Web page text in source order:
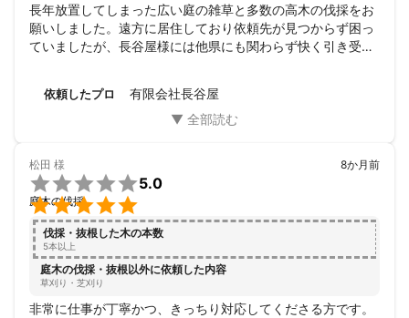
長年放置してしまった広い庭の雑草と多数の高木の伐採をお
願いしました。遠方に居住しており依頼先が見つからず困っ
ていましたが、長谷屋様には他県にも関わらず快く引き受け
業が速く丁寧で細やかな気遣いが多々ありました。現地確認
が出来ない事に関し作業開始時と終了時には進捗状況を画像
かり、お詫びとお礼を申し上げます。
長谷屋様から今後もお付き合いいただけるとの嬉しい連絡を
いただいています。良い職人様に出会えて良かったです。
この度はありがとうございました。
依頼したプロ 有限会社長谷屋
松田 様


5.0
庭木の伐採
8か月前
伐採・抜根した木の本数
5本以上
庭木の伐採・抜根以外に依頼した内容
草刈り・芝刈り
非常に仕事が丁寧かつ、きっちり対応してくださる方です。